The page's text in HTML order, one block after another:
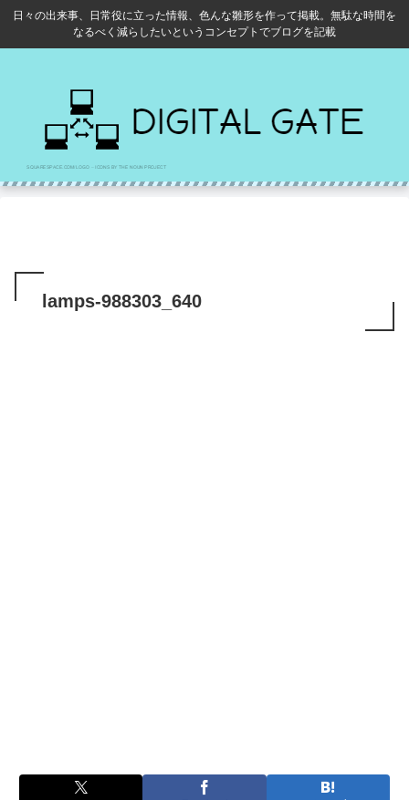
日々の出来事、日常役に立った情報、色んな雛形を作って掲載。無駄な時間を
なるべく減らしたいというコンセプトでブログを記載
lamps-988303_640